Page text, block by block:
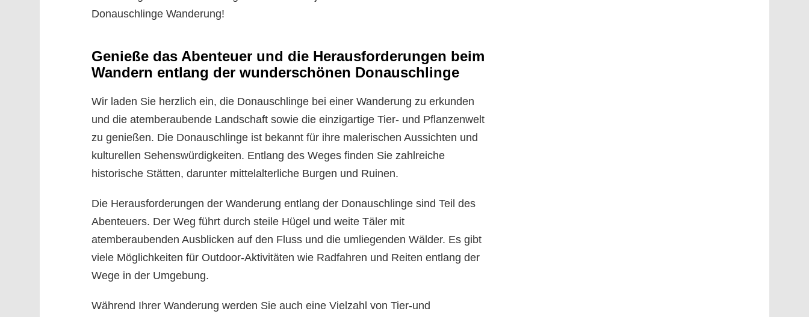
Donauschlinge Wanderung!
Genieße das Abenteuer und die Herausforderungen beim
Wandern entlang der wunderschönen Donauschlinge
Wir laden Sie herzlich ein, die Donauschlinge bei einer Wanderung zu erkunden
und die atemberaubende Landschaft sowie die einzigartige Tier- und Pflanzenwelt
zu genießen. Die Donauschlinge ist bekannt für ihre malerischen Aussichten und
kulturellen Sehenswürdigkeiten. Entlang des Weges finden Sie zahlreiche
historische Stätten, darunter mittelalterliche Burgen und Ruinen.
Die Herausforderungen der Wanderung entlang der Donauschlinge sind Teil des
Abenteuers. Der Weg führt durch steile Hügel und weite Täler mit
atemberaubenden Ausblicken auf den Fluss und die umliegenden Wälder. Es gibt
viele Möglichkeiten für Outdoor-Aktivitäten wie Radfahren und Reiten entlang der
Wege in der Umgebung.
Während Ihrer Wanderung werden Sie auch eine Vielzahl von Tier-und